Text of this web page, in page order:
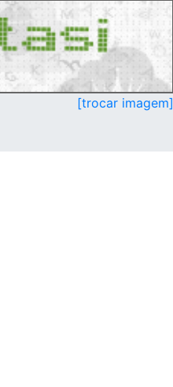
[trocar imagem]